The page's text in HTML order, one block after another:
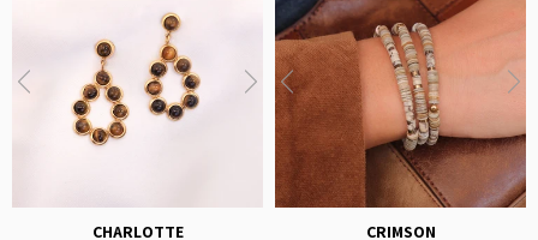
CRIMSON
CHARLOTTE